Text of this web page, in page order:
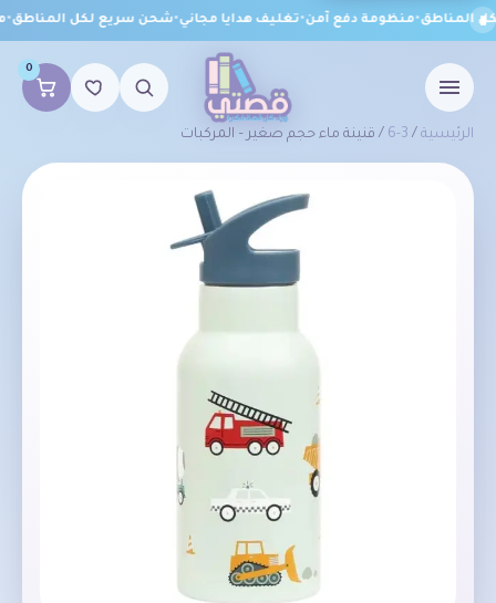
المناطق•منظومة دفع آمن•تغليف هدايا مجاني•شحن سريع لكل المناطق•
0
الرئيسية /
3-6 / قنينة ماء حجم صغير – المركبات